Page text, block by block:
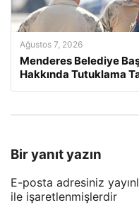
Ağustos 7, 2026
Menderes Belediye
Hakkında Tutuklama
Bir yanıt yazın
E-posta adresiniz
ile işaretlenmişlerdir